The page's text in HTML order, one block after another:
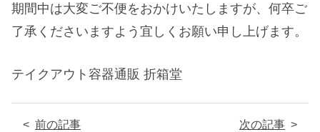
期間中は大変ご不便をおかけいたしますが、何卒ご
了承くださいますよう宜しくお願い申し上げます。
テイクアウト容器通販 折箱堂
前の記事 次の記事